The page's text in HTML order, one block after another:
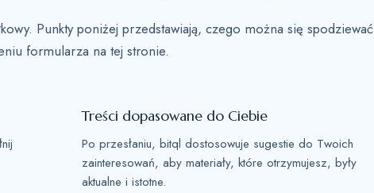
Punkty poniżej przedstawiają, czego można się spodziewać
formularza na tej stronie.
Treści dopasowane do Ciebie
Po przesłaniu, bitql dostosowuje sugestie do Twoich
zainteresowań, aby materiały, które otrzymujesz, były
aktualne i istotne.